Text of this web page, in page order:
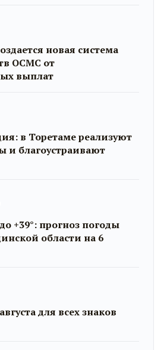
новая система
ОСМС от
выплат
в Торетаме реализуют
и благоустраивают
+39°: прогноз погоды
области на 6
для всех знаков